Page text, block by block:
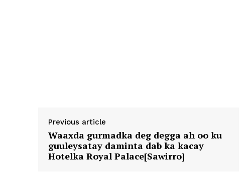
Previous article
Waaxda gurmadka deg degga ah oo ku
guuleysatay daminta dab ka kacay
Hotelka Royal Palace[Sawirro]